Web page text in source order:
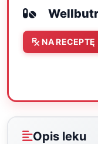
NA RECEPTĘ
Opis leku